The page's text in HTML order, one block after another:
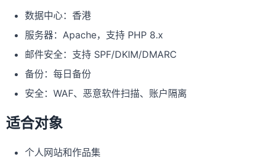
数据中心：香港
服务器：Apache，支持 PHP 8.x
邮件安全：支持 SPF/DKIM/DMARC
备份：每日备份
安全：WAF、恶意软件扫描、账户隔离
适合对象
个人网站和作品集